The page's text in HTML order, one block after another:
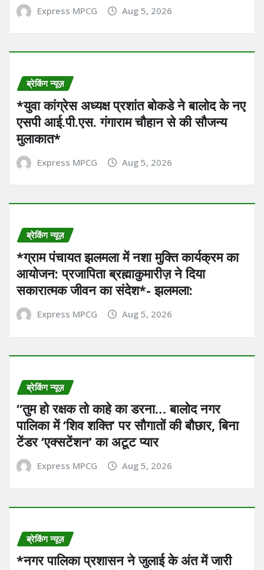
Express MPCG Aug 5, 2026
ब्रेकिंग न्यूज़
*युवा कांग्रेस अध्यक्ष प्रशांत बोकडे ने बालोद के नए
एसपी आई.पी.एस. गंगाराम चौहान से की सौजन्य
मुलाकात*
Express MPCG Aug 5, 2026
ब्रेकिंग न्यूज़
*ग्राम पंचायत झलमला में नशा मुक्ति कार्यक्रम का
आयोजन: प्रजापिता ब्रह्माकुमारीज़ ने दिया
सकारात्मक जीवन का संदेश*- झलमला:
Express MPCG Aug 5, 2026
ब्रेकिंग न्यूज़
“तुम हो रक्षक तो काहे का डरना… बालोद नगर
पालिका में ‘शिव शक्ति’ पर सौगातों की बौछार, बिना
टेंडर ‘एक्सटेंशन’ का अटूट प्यार
Express MPCG Aug 5, 2026
ब्रेकिंग न्यूज़
*नगर पालिका प्रशासन ने जुलाई के अंत में जारी